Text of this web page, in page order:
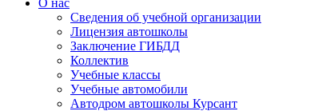
О нас
Сведения об учебной организации
Лицензия автошколы
Заключение ГИБДД
Коллектив
Учебные классы
Учебные автомобили
Автодром автошколы Курсант